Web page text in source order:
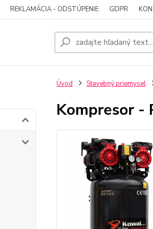
REKLAMÁCIA - ODSTÚPENIE GDPR
Úvod Stavebný priemysel
Kompresor -